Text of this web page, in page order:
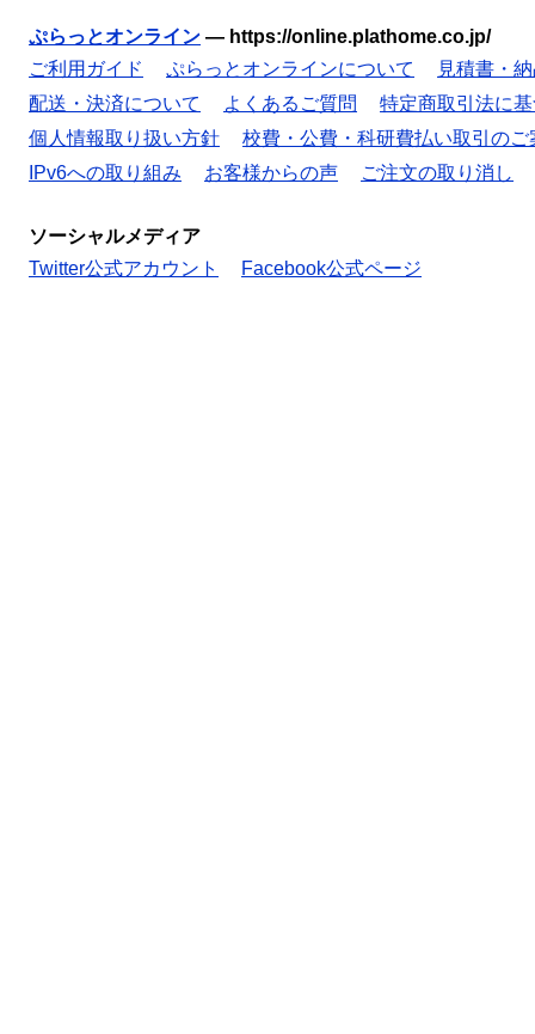
ぷらっとオンライン — https://online.plathome.co.jp/
ご利用ガイド
ぷらっとオンラインについて
見積書・
配送・決済について
よくあるご質問
特定商取引法に
個人情報取り扱い方針
校費・公費・科研費払い取引のご
IPv6への取り組み
お客様からの声 ご注文の取り消し
ソーシャルメディア
Twitter公式アカウント
Facebook公式ページ